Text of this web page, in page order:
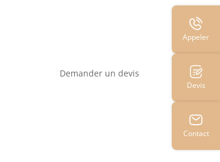
Demander un devis
Appeler
Devis
Contact